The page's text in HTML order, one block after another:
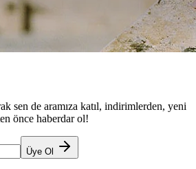
sen de aramıza katıl, indirimlerden, yeni
önce haberdar ol!
Üye Ol